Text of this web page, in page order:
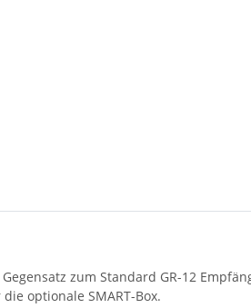
zum Standard GR-12
optionale SMART-Box.